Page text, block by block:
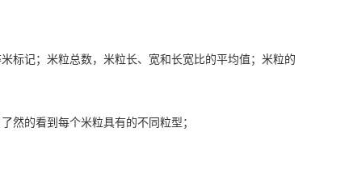
记；米粒总数，米粒长、宽和长宽比的平均值；米粒的
的看到每个米粒具有的不同粒型；